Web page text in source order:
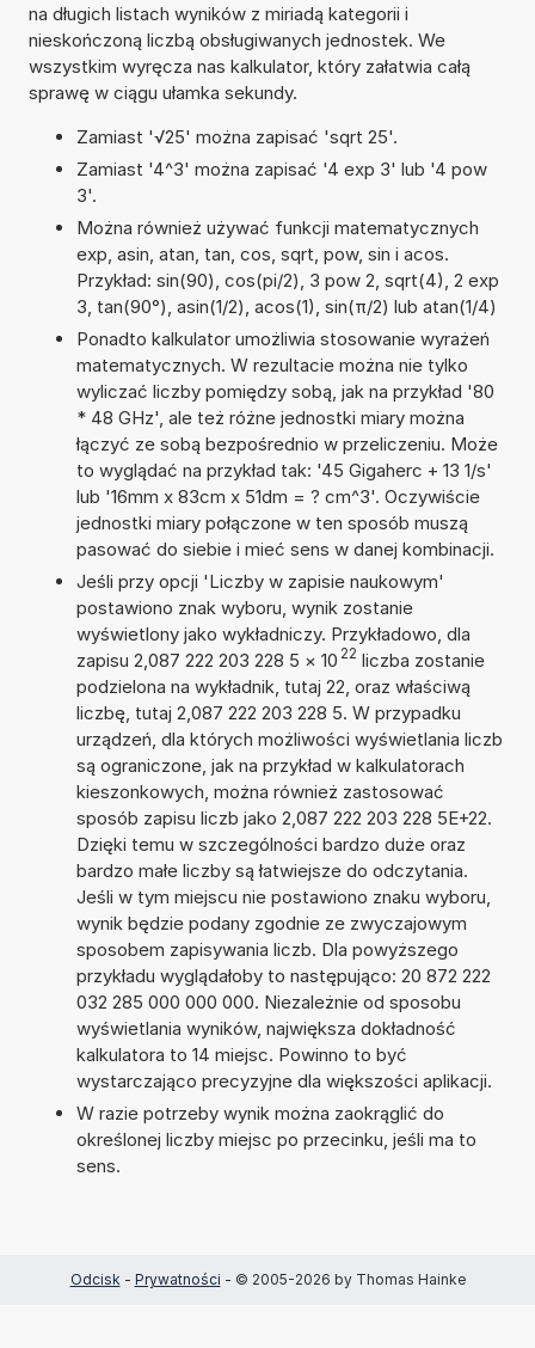
na długich listach wyników z miriadą kategorii i
nieskończoną liczbą obsługiwanych jednostek. We
wszystkim wyręcza nas kalkulator, który załatwia całą
sprawę w ciągu ułamka sekundy.
Zamiast '√25' można zapisać 'sqrt 25'.
Zamiast '4^3' można zapisać '4 exp 3' lub '4 pow
3'.
Można również używać funkcji matematycznych
exp, asin, atan, tan, cos, sqrt, pow, sin i acos.
Przykład: sin(90), cos(pi/2), 3 pow 2, sqrt(4), 2 exp
3, tan(90°), asin(1/2), acos(1), sin(π/2) lub atan(1/4)
Ponadto kalkulator umożliwia stosowanie wyrażeń
matematycznych. W rezultacie można nie tylko
wyliczać liczby pomiędzy sobą, jak na przykład '80
* 48 GHz', ale też różne jednostki miary można
łączyć ze sobą bezpośrednio w przeliczeniu. Może
to wyglądać na przykład tak: '45 Gigaherc + 13 1/s'
lub '16mm x 83cm x 51dm = ? cm^3'. Oczywiście
jednostki miary połączone w ten sposób muszą
pasować do siebie i mieć sens w danej kombinacji.
Jeśli przy opcji 'Liczby w zapisie naukowym'
postawiono znak wyboru, wynik zostanie
wyświetlony jako wykładniczy. Przykładowo, dla
zapisu 2,087 222 203 228 5 × 10 22 liczba zostanie
podzielona na wykładnik, tutaj 22, oraz właściwą
liczbę, tutaj 2,087 222 203 228 5. W przypadku
urządzeń, dla których możliwości wyświetlania liczb
są ograniczone, jak na przykład w kalkulatorach
kieszonkowych, można również zastosować
sposób zapisu liczb jako 2,087 222 203 228 5E+22.
Dzięki temu w szczególności bardzo duże oraz
bardzo małe liczby są łatwiejsze do odczytania.
Jeśli w tym miejscu nie postawiono znaku wyboru,
wynik będzie podany zgodnie ze zwyczajowym
sposobem zapisywania liczb. Dla powyższego
przykładu wyglądałoby to następująco: 20 872 222
032 285 000 000 000. Niezależnie od sposobu
wyświetlania wyników, największa dokładność
kalkulatora to 14 miejsc. Powinno to być
wystarczająco precyzyjne dla większości aplikacji.
W razie potrzeby wynik można zaokrąglić do
określonej liczby miejsc po przecinku, jeśli ma to
sens.
Odcisk - Prywatności - © 2005-2026 by Thomas Hainke